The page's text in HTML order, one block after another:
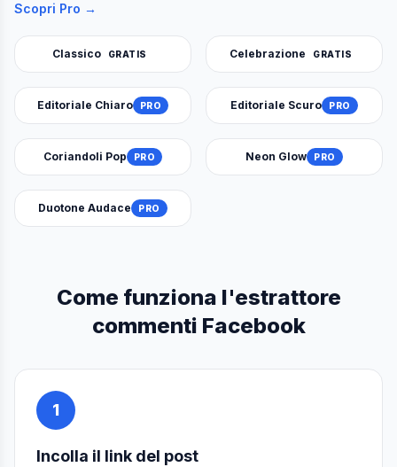
Scopri Pro →
Classico GRATIS Celebrazione GRATIS
Editoriale Chiaro PRO Editoriale Scuro PRO
Coriandoli Pop PRO Neon Glow PRO
Duotone Audace PRO
Come funziona l'estrattore
commenti Facebook
1
Incolla il link del post